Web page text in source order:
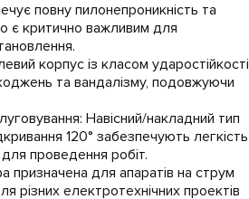
повну пилонепроникність та
є критично важливим для
корпус із класом ударостійкості
та вандалізму, подовжуючи
Навісний/накладний тип
120° забезпечують легкість
проведення робіт.
для апаратів на струм
різних електротехнічних проектів